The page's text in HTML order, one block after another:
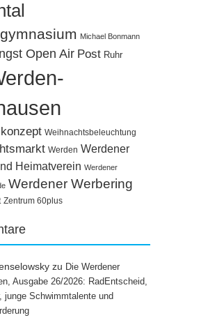
Michael Bonmann
Open Air Post Ruhr
Weihnachtsbeleuchtung
Werden Werdener
Heimatverein Werdener
Werdener Werbering
Zentrum 60plus
zu Die Werdener
Ausgabe 26/2026: RadEntscheid,
junge Schwimmtalente und